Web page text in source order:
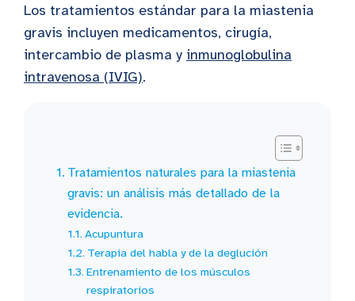
Los tratamientos estándar para la miastenia
gravis incluyen medicamentos, cirugía,
intercambio de plasma y inmunoglobulina
intravenosa (IVIG).
Tratamientos naturales para la miastenia
gravis: un análisis más detallado de la
evidencia.
Acupuntura
Terapia del habla y de la deglución
Entrenamiento de los músculos
respiratorios